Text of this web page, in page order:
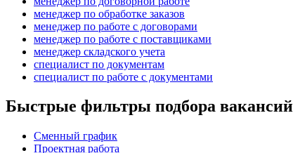
менеджер по обработке заказов
менеджер по работе с договорами
менеджер по работе с поставщиками
менеджер складского учета
специалист по документам
специалист по работе с документами
Быстрые фильтры подбора вакансий
Сменный график
Проектная работа